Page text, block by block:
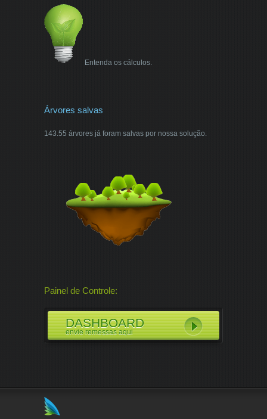
Entenda os cálculos.
Árvores salvas
143.55 árvores já foram salvas por nossa solução.
Painel de Controle:
DASHBOARD
envie remessas aqui